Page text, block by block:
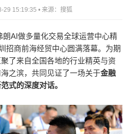
29 15:19:35 • 来源：搜狐
朗AI做多量化交易全球运营中心精
招商前海经贸中心圆满落幕。为期
了来自全国各地的行业精英与资
之滨，共同见证了一场关于金融
式的深度对话。